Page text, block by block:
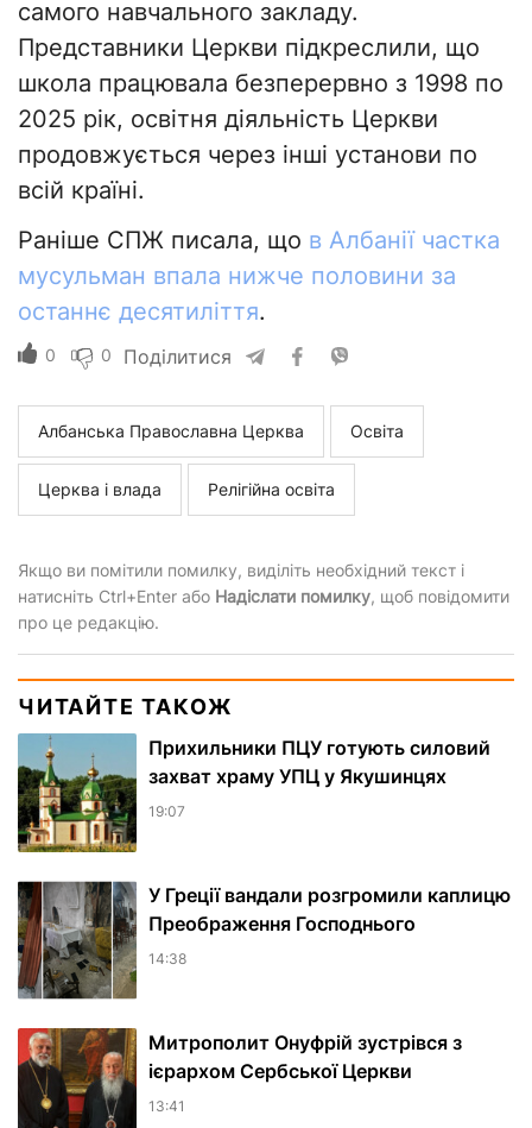
самого навчального закладу.
Представники Церкви підкреслили, що
школа працювала безперервно з 1998 по
2025 рік, освітня діяльність Церкви
продовжується через інші установи по
всій країні.
Раніше СПЖ писала, що в Албанії частка
мусульман впала нижче половини за
останнє десятиліття.
0 0 Поділитися
Албанська Православна Церква Освіта
Церква і влада Релігійна освіта
Якщо ви помітили помилку, виділіть необхідний текст і
натисніть Ctrl+Enter або Надіслати помилку, щоб повідомити
про це редакцію.
ЧИТАЙТЕ ТАКОЖ
Прихильники ПЦУ готують силовий
захват храму УПЦ у Якушинцях
19:07
У Греції вандали розгромили каплицю
Преображення Господнього
14:38
Митрополит Онуфрій зустрівся з
ієрархом Сербської Церкви
13:41